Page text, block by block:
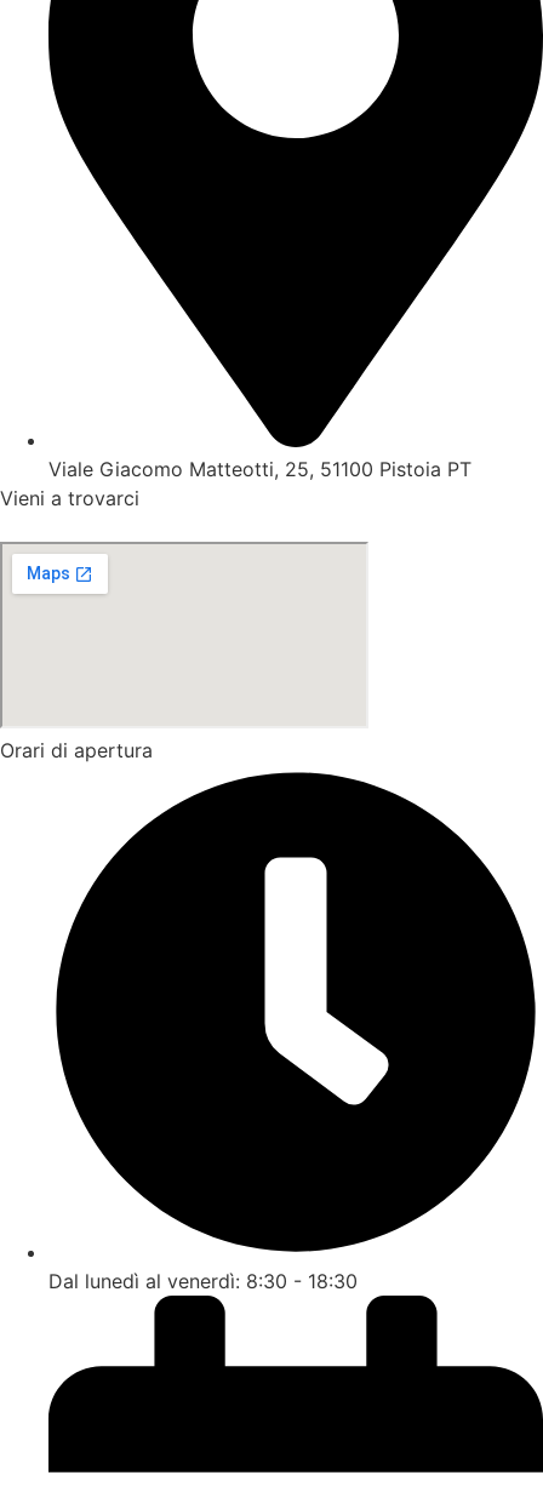
Viale Giacomo Matteotti, 25, 51100 Pistoia PT
Vieni a trovarci
Orari di apertura
Dal lunedì al venerdì: 8:30 - 18:30